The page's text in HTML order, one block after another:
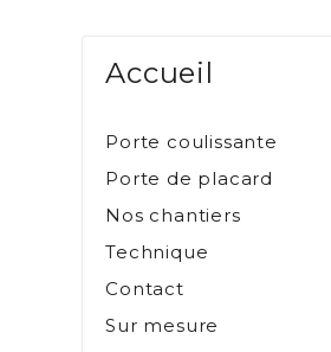
Accueil
Porte coulissante
Porte de placard
Nos chantiers
Technique
Contact
Sur mesure